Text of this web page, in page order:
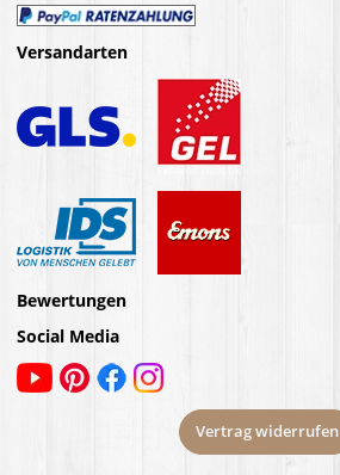
Versandarten
Bewertungen
Social Media
Vertrag widerrufen